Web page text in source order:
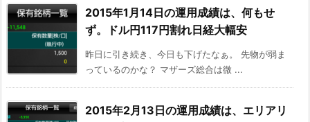
2015年1月14日の運用成績は、何もせ
ず。ドル円117円割れ日経大幅安
昨日に引き続き、今日も下げたなぁ。 先物が弱ま
っているのかな？ マザーズ総合は微 ...
2015年2月13日の運用成績は、エリアリ